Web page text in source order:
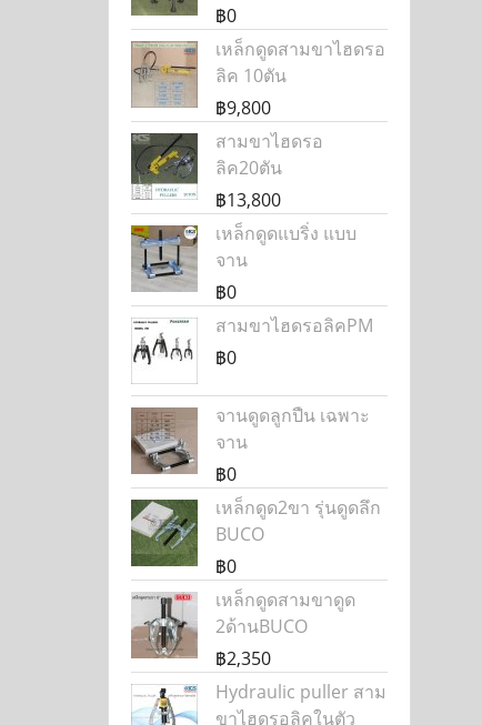
฿0
เหล็กดูดสามขาไฮดรอ
ลิค 10ตัน
฿9,800
สามขาไฮดรอ
ลิค20ตัน
฿13,800
เหล็กดูดแบริ่ง แบบ
จาน
฿0
สามขาไฮดรอลิคPM
฿0
จานดูดลูกปืน เฉพาะ
จาน
฿0
เหล็กดูด2ขา รุ่นดูดลึก
BUCO
฿0
เหล็กดูดสามขาดูด
2ด้านBUCO
฿2,350
Hydraulic puller สาม
ขาไฮดรอลิคในตัว